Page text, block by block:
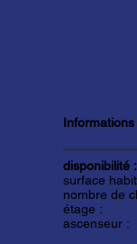
disponibilité :
surface
nombre de
étage :
ascenseur :